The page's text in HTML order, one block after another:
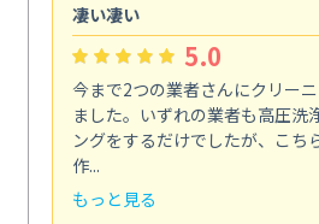
凄い凄い
5.0
今まで2つの業者さんにクリー
ました。いずれの業者も高圧洗
ングをするだけでしたが、こち
作...
もっと見る